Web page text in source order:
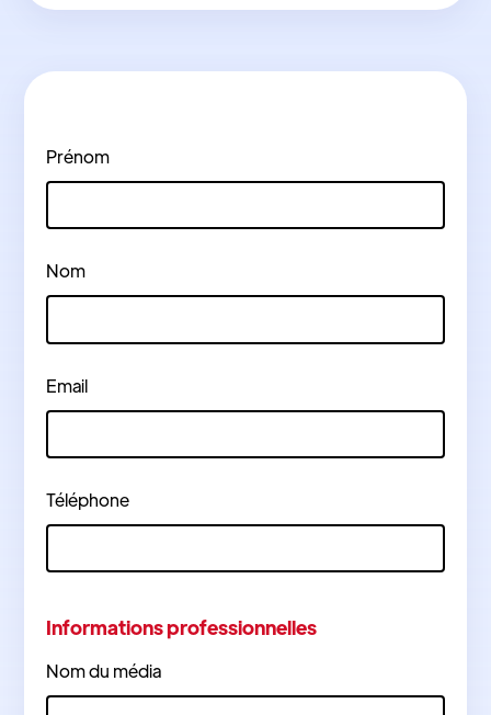
Prénom
Nom
Email
Téléphone
Informations professionnelles
Nom du média